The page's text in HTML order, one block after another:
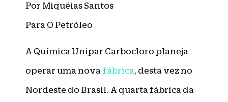
Por Miquéias Santos
Para O Petróleo
A Química Unipar Carbocloro planeja
operar uma nova fábrica, desta vez no
Nordeste do Brasil. A quarta fábrica da